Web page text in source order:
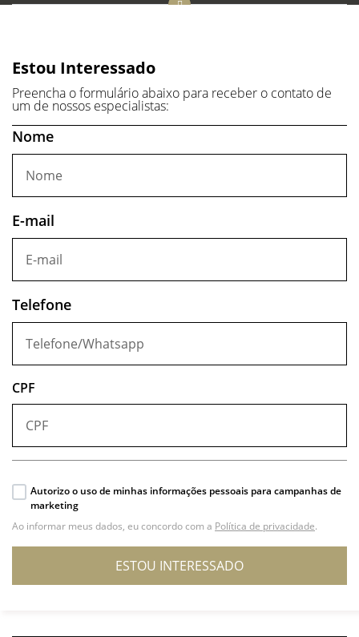
Estou Interessado
Preencha o formulário abaixo para receber o contato de
um de nossos especialistas:
Nome
E-mail
Telefone
CPF
Autorizo o uso de minhas informações pessoais para campanhas de
marketing
Ao informar meus dados, eu concordo com a Política de privacidade.
ESTOU INTERESSADO